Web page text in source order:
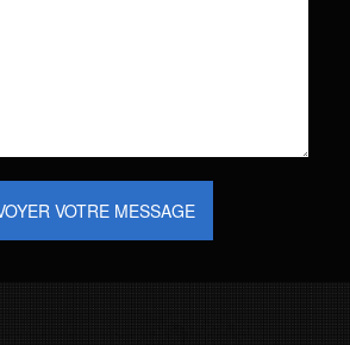
VOTRE MESSAGE